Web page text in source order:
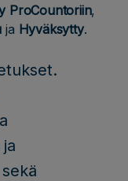
ProCountoriin,
ja Hyväksytty.